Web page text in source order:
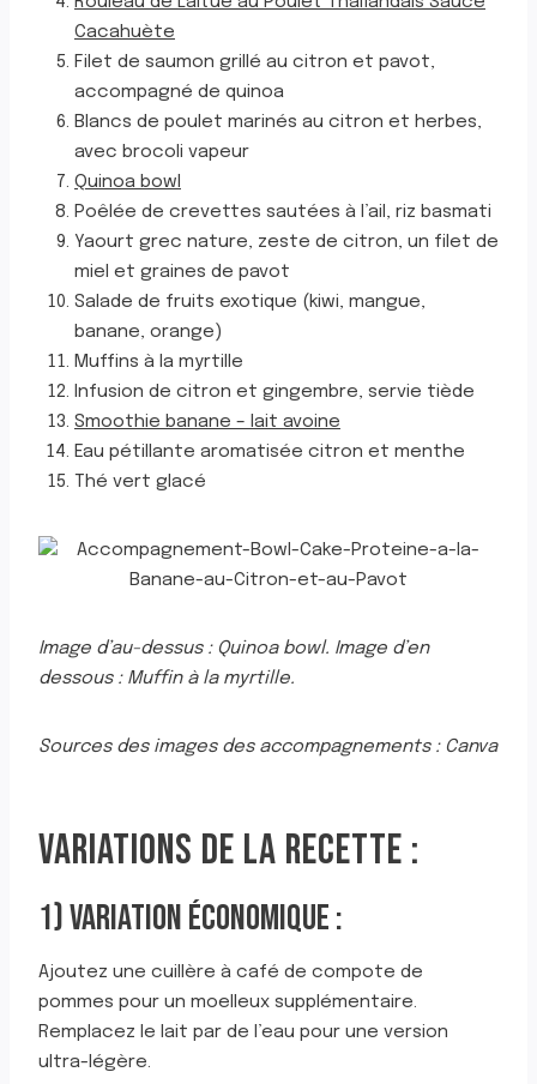
Cacahuète
Filet de saumon grillé au citron et pavot,
accompagné de quinoa
Blancs de poulet marinés au citron et herbes,
avec brocoli vapeur
Quinoa bowl
Poêlée de crevettes sautées à l’ail, riz basmati
Yaourt grec nature, zeste de citron, un filet de
miel et graines de pavot
Salade de fruits exotique (kiwi, mangue,
banane, orange)
Muffins à la myrtille
Infusion de citron et gingembre, servie tiède
Smoothie banane – lait avoine
Eau pétillante aromatisée citron et menthe
Thé vert glacé
Image d’au-dessus : Quinoa bowl. Image d’en
dessous : Muffin à la myrtille.
Sources des images des accompagnements : Canva
VARIATIONS DE LA RECETTE :
1) VARIATION ÉCONOMIQUE :
Ajoutez une cuillère à café de compote de
pommes pour un moelleux supplémentaire.
Remplacez le lait par de l’eau pour une version
ultra-légère.